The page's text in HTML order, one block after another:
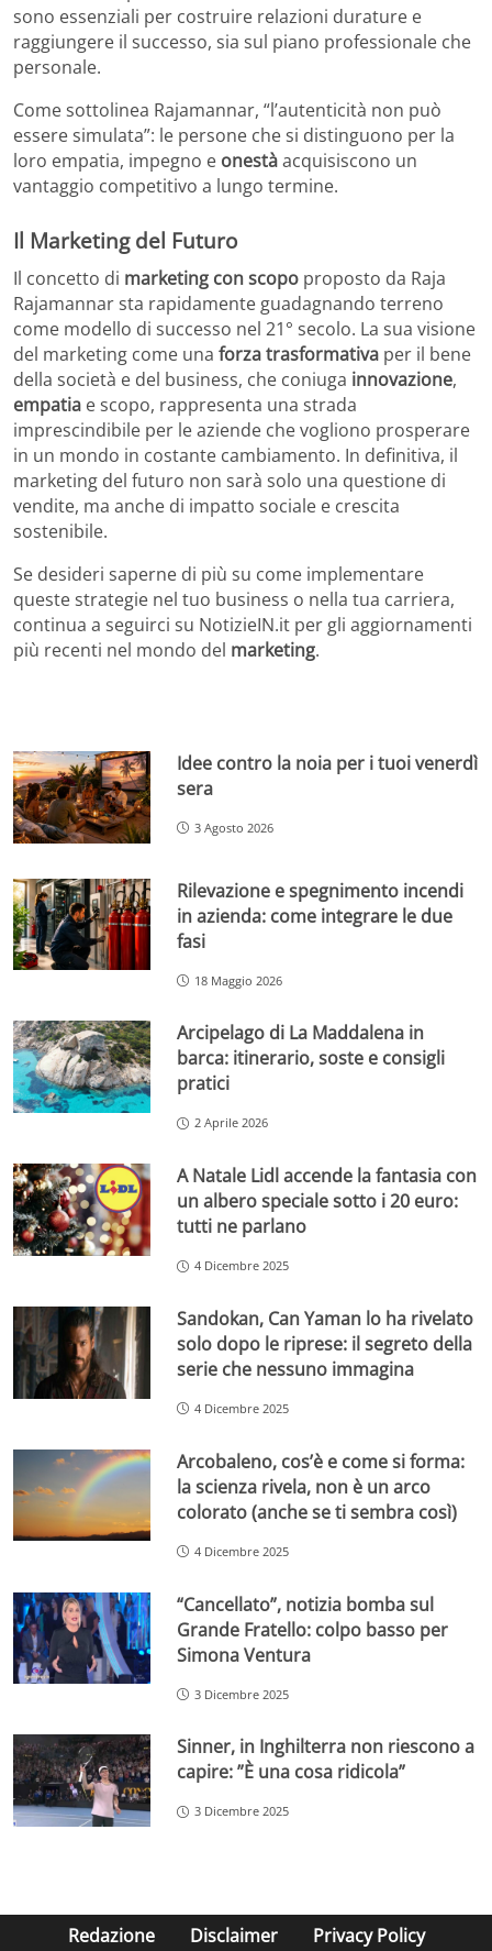
sono essenziali per costruire relazioni durature e
raggiungere il successo, sia sul piano professionale che
personale.
Come sottolinea Rajamannar, “l’autenticità non può
essere simulata”: le persone che si distinguono per la
loro empatia, impegno e onestàacquisiscono un
vantaggio competitivo a lungo termine.
Il Marketing del Futuro
Il concetto di marketing con scopo proposto da Raja
Rajamannar sta rapidamente guadagnando terreno
come modello di successo nel 21° secolo. La sua visione
del marketing come una forza trasformativa per il bene
della società e del business, che coniuga innovazione,
empatia e scopo, rappresenta una strada
imprescindibile per le aziende che vogliono prosperare
in un mondo in costante cambiamento. In definitiva, il
marketing del futuro non sarà solo una questione di
vendite, ma anche di impatto sociale e crescita
sostenibile.
Se desideri saperne di più su come implementare
queste strategie nel tuo business o nella tua carriera,
continua a seguirci su NotizieIN.it per gli aggiornamenti
più recenti nel mondo del marketing.
Idee contro la noia per i tuoi venerdì
sera
3 Agosto 2026
Rilevazione e spegnimento incendi
in azienda: come integrare le due
fasi
18 Maggio 2026
Arcipelago di La Maddalena in
barca: itinerario, soste e consigli
pratici
2 Aprile 2026
A Natale Lidl accende la fantasia con
un albero speciale sotto i 20 euro:
tutti ne parlano
4 Dicembre 2025
Sandokan, Can Yaman lo ha rivelato
solo dopo le riprese: il segreto della
serie che nessuno immagina
4 Dicembre 2025
Arcobaleno, cos’è e come si forma:
la scienza rivela, non è un arco
colorato (anche se ti sembra così)
4 Dicembre 2025
“Cancellato”, notizia bomba sul
Grande Fratello: colpo basso per
Simona Ventura
3 Dicembre 2025
Sinner, in Inghilterra non riescono a
capire: ”È una cosa ridicola”
3 Dicembre 2025
Redazione Disclaimer Privacy Policy